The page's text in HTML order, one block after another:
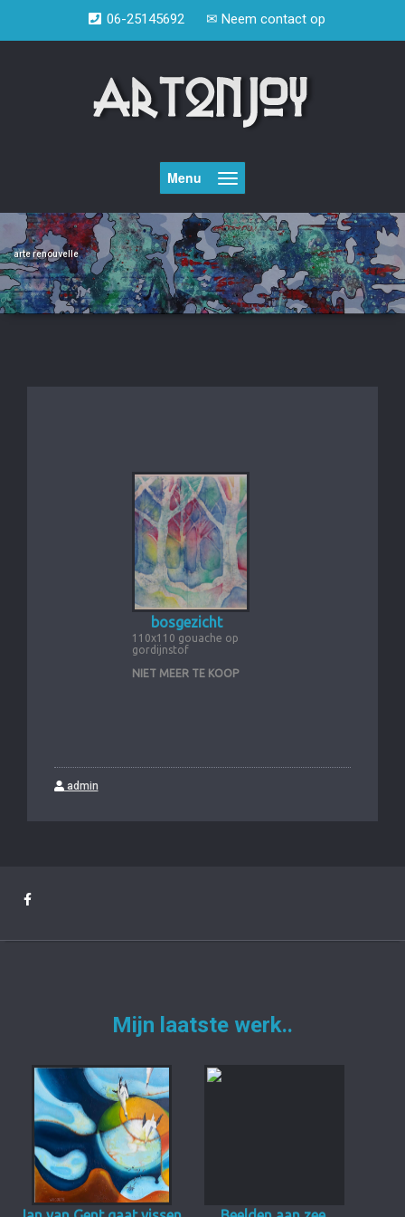
inhoud
06-25145692 ✉ Neem contact op
Menu
arte renouvelle
bosgezicht
110x110 gouache op
gordijnstof
NIET MEER TE KOOP
admin
Mijn laatste werk..